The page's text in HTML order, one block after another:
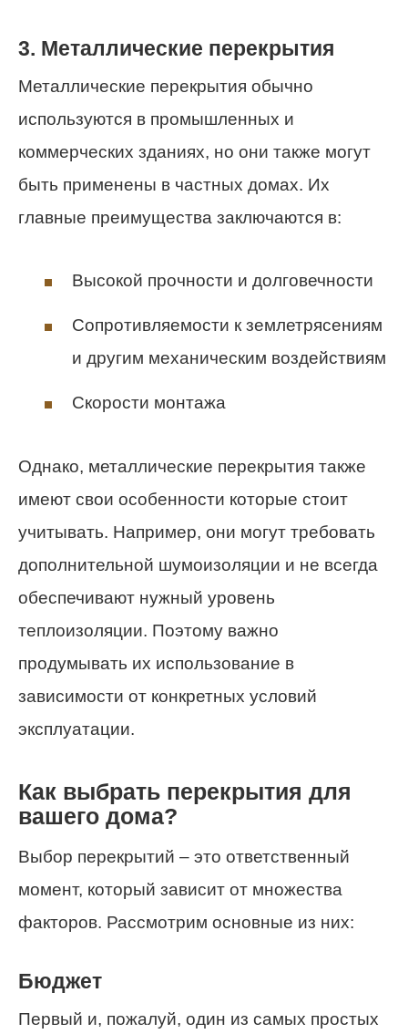
3. Металлические перекрытия
Металлические перекрытия обычно
используются в промышленных и
коммерческих зданиях, но они также могут
быть применены в частных домах. Их
главные преимущества заключаются в:
Высокой прочности и долговечности
Сопротивляемости к землетрясениям
и другим механическим воздействиям
Скорости монтажа
Однако, металлические перекрытия также
имеют свои особенности которые стоит
учитывать. Например, они могут требовать
дополнительной шумоизоляции и не всегда
обеспечивают нужный уровень
теплоизоляции. Поэтому важно
продумывать их использование в
зависимости от конкретных условий
эксплуатации.
Как выбрать перекрытия для
вашего дома?
Выбор перекрытий – это ответственный
момент, который зависит от множества
факторов. Рассмотрим основные из них:
Бюджет
Первый и, пожалуй, один из самых простых